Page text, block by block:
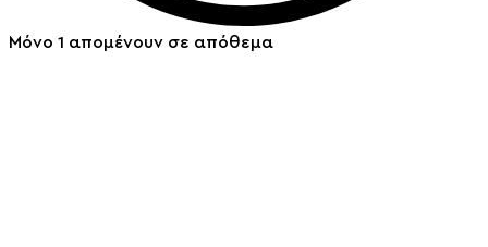
Μόνο 1 απομένουν σε απόθεμα